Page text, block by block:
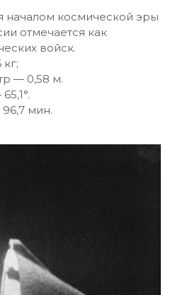
началом космической эры
отмечается как
войск.
— 0,58 м.
мин.